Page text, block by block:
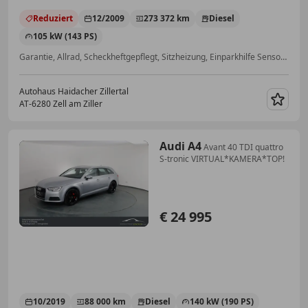
Reduziert 12/2009 273 372 km
Diesel
105 kW (143 PS)
Garantie, Allrad, Scheckheftgepflegt, Sitzheizung, Einparkhilfe Sensoren hinten, Alufelgen, Sommerreifen, Elektrische Seitenspiegel
Autohaus Haidacher Zillertal
AT-6280 Zell am Ziller
Audi A4Avant 40 TDI quattro
S-tronic VIRTUAL*KAMERA*TOP!
€ 24 995
10/2019 88 000 km Diesel
140 kW (190 PS)